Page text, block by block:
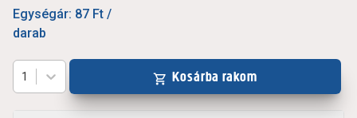
Egységár: 87 Ft /
darab
1 Kosárba rakom